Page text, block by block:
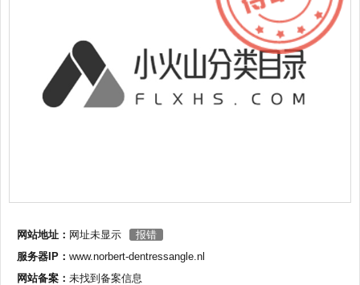
网站地址： 网址未显示
报错
服务器IP： www.norbert-dentressangle.nl
网站备案： 未找到备案信息